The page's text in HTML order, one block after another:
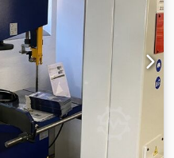
Gewicht: ca. 500kg.
Dksdpfjy D Tpgjx